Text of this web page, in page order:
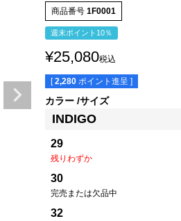
商品番号 1F0001
週末ポイント10％
¥25,080税込
[ 2,280 ポイント進呈 ]
カラー サイズ
INDIGO
29
残りわずか
30
完売または欠品中
32